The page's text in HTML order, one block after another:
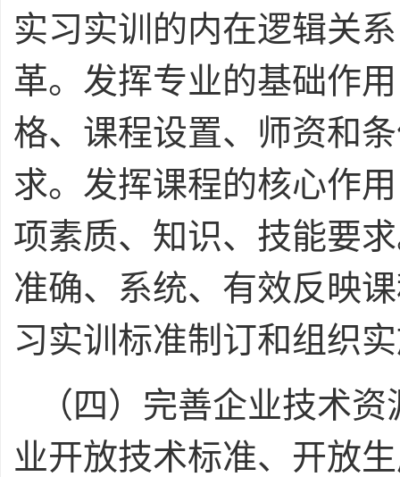
实习实训的内在逻辑关
革。发挥专业的基础作
格、课程设置、师资和
求。发挥课程的核心作
项素质、知识、技能要
准确、系统、有效反映
习实训标准制订和组织
（四）完善企业技术
业开放技术标准、开放